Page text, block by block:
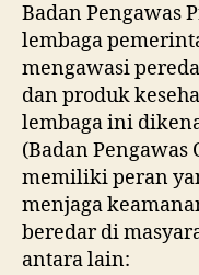
Badan Pengawas
lembaga
mengawasi
dan produk
lembaga ini
(Badan Pengawas
memiliki peran
menjaga
beredar di
antara lain: